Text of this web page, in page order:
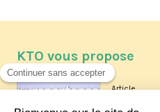
KTO vous propose
Article
Les